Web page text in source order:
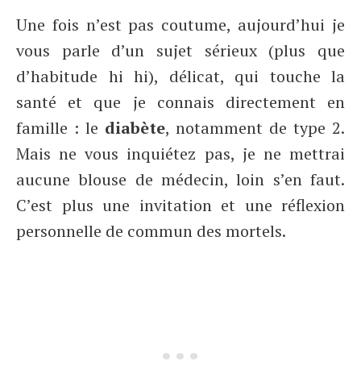
Une fois n’est pas coutume, aujourd’hui je
vous parle d’un sujet sérieux (plus que
d’habitude hi hi), délicat, qui touche la
santé et que je connais directement en
famille : le diabète, notamment de type 2.
Mais ne vous inquiétez pas, je ne mettrai
aucune blouse de médecin, loin s’en faut.
C’est plus une invitation et une réflexion
personnelle de commun des mortels.